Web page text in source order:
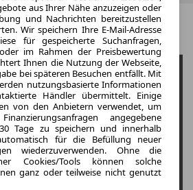
aus Ihrer Nähe anzuzeigen oder
und Nachrichten bereitzustellen
Wir speichern Ihre E-Mail-Adresse
für gespeicherte Suchanfragen,
im Rahmen der Preisbewertung
Ihnen die Nutzung der Webseite,
bei späteren Besuchen entfällt. Mit
nutzungsbasierte Informationen
Händler übermittelt. Einige
von den Anbietern verwendet, um
angegebene
Tage zu speichern und innerhalb
für die Befüllung neuer
wiederzuverwenden. Ohne die
Cookies/Tools können solche
ganz oder teilweise nicht genutzt